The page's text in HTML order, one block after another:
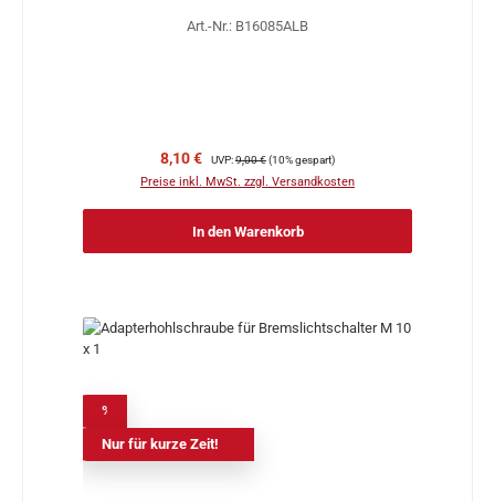
Art.-Nr.: B16085ALB
Verkaufspreis:
8,10 € Regulärer Preis:
UVP:9,00 €(10% gespart)
Preise inkl. MwSt. zzgl. Versandkosten
In den Warenkorb
Nur für kurze Zeit!